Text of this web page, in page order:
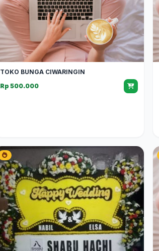
TOKO BUNGA CIWARINGIN
Rp 500.000